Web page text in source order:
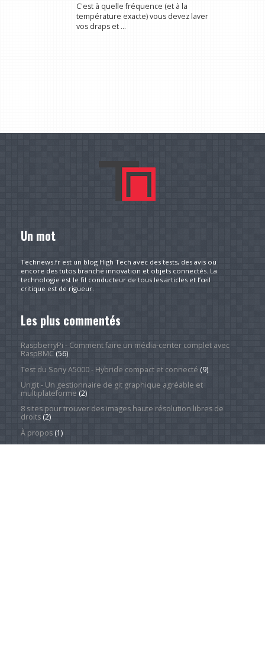
C'est à quelle fréquence (et à la
température exacte) vous devez laver
vos draps et ...
Un mot
Technews.fr est un blog High Tech avec des tests, des avis ou
encore des tutos branché innovation et objets connectés. La
technologie est le fil conducteur de tous les articles et l’œil
critique est de rigueur.
Les plus commentés
RaspberryPi - Comment faire un média-center complet avec
RaspBMC(56)
Test du Sony A5000 - Hybride compact et connecté (9)
Ungit - Un gestionnaire de git graphique agréable et
multiplateforme (2)
8 sites pour trouver des images haute résolution libres de
droits(2)
À propos(1)